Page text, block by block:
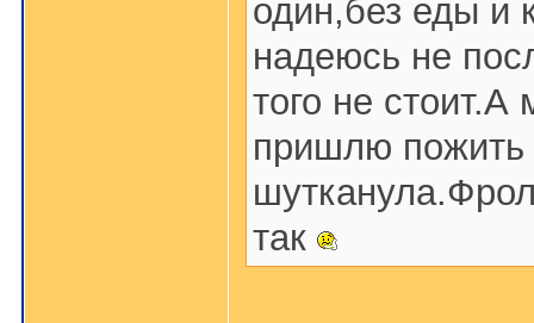
один,без еды и
надеюсь не
того не
пришлю пожить
так